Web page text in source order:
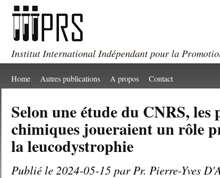
Institut International Indépendant pour la
Home Autres publications A propos Contact
Selon une étude du CNRS, les
chimiques joueraient un rôle
la leucodystrophie
Publié le 2024-05-15 par Pr. Pierre-Yves